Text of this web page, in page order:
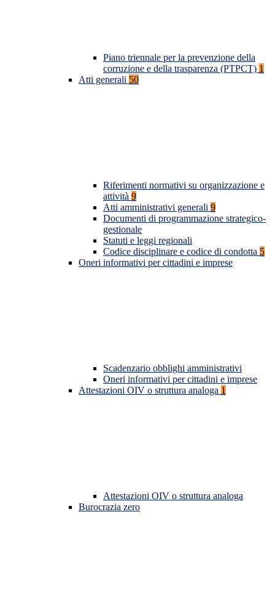
Piano triennale per la prevenzione della
corruzione e della trasparenza (PTPCT) 1
Atti generali 50
Riferimenti normativi su organizzazione e
attività 9
Atti amministrativi generali 9
Documenti di programmazione strategico-
gestionale
Statuti e leggi regionali
Codice disciplinare e codice di condotta 5
Oneri informativi per cittadini e imprese
Scadenzario obblighi amministrativi
Oneri informativi per cittadini e imprese
Attestazioni OIV o struttura analoga 1
Attestazioni OIV o struttura analoga
Burocrazia zero